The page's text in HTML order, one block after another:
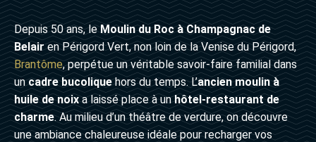
Depuis 50 ans, leMoulin du Roc à Champagnac de
Belairen Périgord Vert, non loin de la Venise du Périgord,
Brantôme, perpétue un véritable savoir-faire familial dans
uncadre bucoliquehors du temps. L’ancien moulin à
huile de noixa laissé place à unhôtel-restaurant de
charme. Au milieu d’un théâtre de verdure, on découvre
une ambiance chaleureuse idéale pour recharger vos